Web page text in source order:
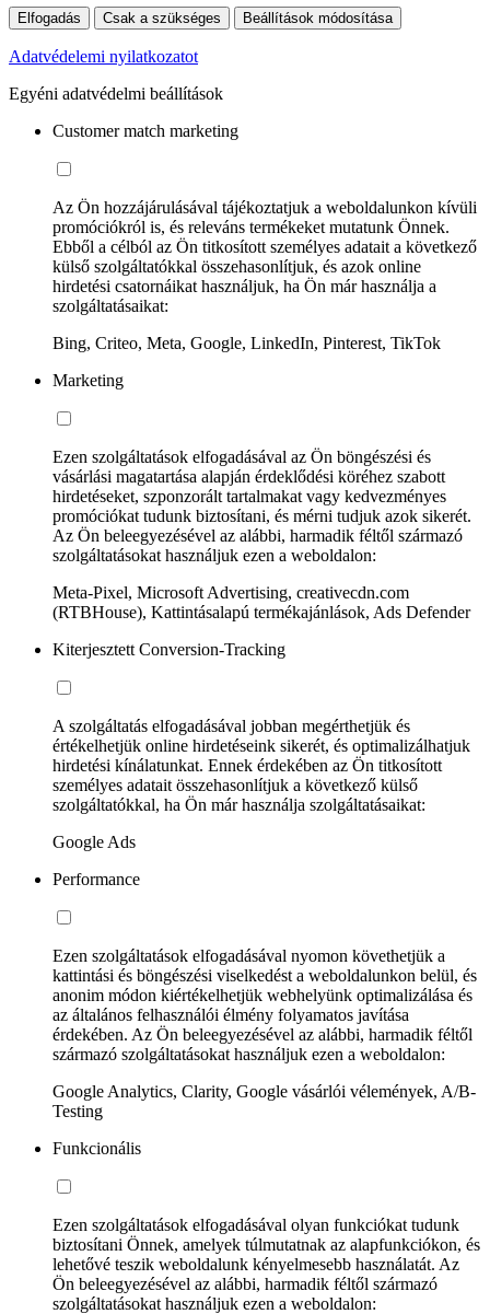
Elfogadás Csak a szükséges Beállítások módosítása
Adatvédelemi nyilatkozatot
Egyéni adatvédelmi beállítások
Customer match marketing
Az Ön hozzájárulásával tájékoztatjuk a weboldalunkon kívüli
promóciókról is, és releváns termékeket mutatunk Önnek.
Ebből a célból az Ön titkosított személyes adatait a következő
külső szolgáltatókkal összehasonlítjuk, és azok online
hirdetési csatornáikat használjuk, ha Ön már használja a
szolgáltatásaikat:
Bing, Criteo, Meta, Google, LinkedIn, Pinterest, TikTok
Marketing
Ezen szolgáltatások elfogadásával az Ön böngészési és
vásárlási magatartása alapján érdeklődési köréhez szabott
hirdetéseket, szponzorált tartalmakat vagy kedvezményes
promóciókat tudunk biztosítani, és mérni tudjuk azok sikerét.
Az Ön beleegyezésével az alábbi, harmadik féltől származó
szolgáltatásokat használjuk ezen a weboldalon:
Meta-Pixel, Microsoft Advertising, creativecdn.com
(RTBHouse), Kattintásalapú termékajánlások, Ads Defender
Kiterjesztett Conversion-Tracking
A szolgáltatás elfogadásával jobban megérthetjük és
értékelhetjük online hirdetéseink sikerét, és optimalizálhatjuk
hirdetési kínálatunkat. Ennek érdekében az Ön titkosított
személyes adatait összehasonlítjuk a következő külső
szolgáltatókkal, ha Ön már használja szolgáltatásaikat:
Google Ads
Performance
Ezen szolgáltatások elfogadásával nyomon követhetjük a
kattintási és böngészési viselkedést a weboldalunkon belül, és
anonim módon kiértékelhetjük webhelyünk optimalizálása és
az általános felhasználói élmény folyamatos javítása
érdekében. Az Ön beleegyezésével az alábbi, harmadik féltől
származó szolgáltatásokat használjuk ezen a weboldalon:
Google Analytics, Clarity, Google vásárlói vélemények, A/B-
Testing
Funkcionális
Ezen szolgáltatások elfogadásával olyan funkciókat tudunk
biztosítani Önnek, amelyek túlmutatnak az alapfunkciókon, és
lehetővé teszik weboldalunk kényelmesebb használatát. Az
Ön beleegyezésével az alábbi, harmadik féltől származó
szolgáltatásokat használjuk ezen a weboldalon: